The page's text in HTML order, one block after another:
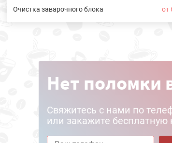
Очистка заварочного блока от
Нет поломки
Свяжитесь с нами по
или закажите бесплатную